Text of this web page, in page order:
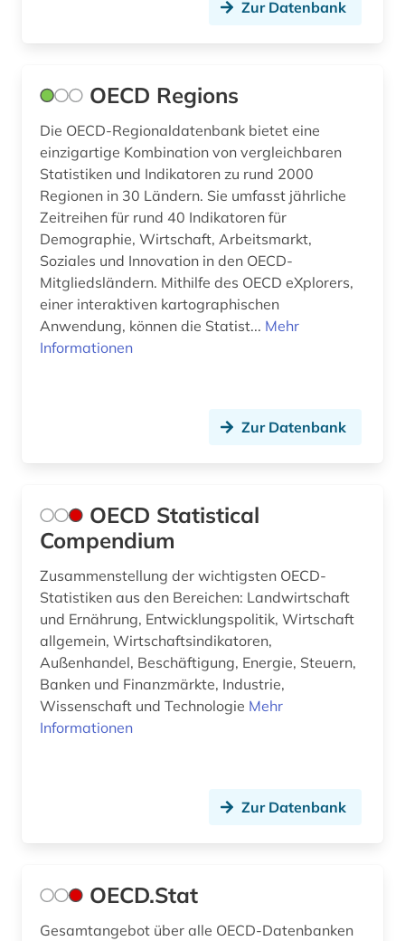
Zur Datenbank
OECD Regions
Die OECD-Regionaldatenbank bietet eine
einzigartige Kombination von vergleichbaren
Statistiken und Indikatoren zu rund 2000
Regionen in 30 Ländern. Sie umfasst jährliche
Zeitreihen für rund 40 Indikatoren für
Demographie, Wirtschaft, Arbeitsmarkt,
Soziales und Innovation in den OECD-
Mitgliedsländern. Mithilfe des OECD eXplorers,
einer interaktiven kartographischen
Anwendung, können die Statist... Mehr
Informationen
Zur Datenbank
OECD Statistical
Compendium
Zusammenstellung der wichtigsten OECD-
Statistiken aus den Bereichen: Landwirtschaft
und Ernährung, Entwicklungspolitik, Wirtschaft
allgemein, Wirtschaftsindikatoren,
Außenhandel, Beschäftigung, Energie, Steuern,
Banken und Finanzmärkte, Industrie,
Wissenschaft und Technologie Mehr
Informationen
Zur Datenbank
OECD.Stat
Gesamtangebot über alle OECD-Datenbanken